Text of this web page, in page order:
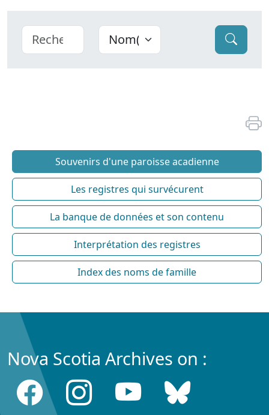
Souvenirs d'une paroisse acadienne
Les registres qui survécurent
La banque de données et son contenu
Interprétation des registres
Index des noms de famille
Nova Scotia Archives on :